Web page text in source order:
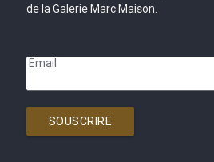
de la Galerie Marc Maison.
Email
SOUSCRIRE